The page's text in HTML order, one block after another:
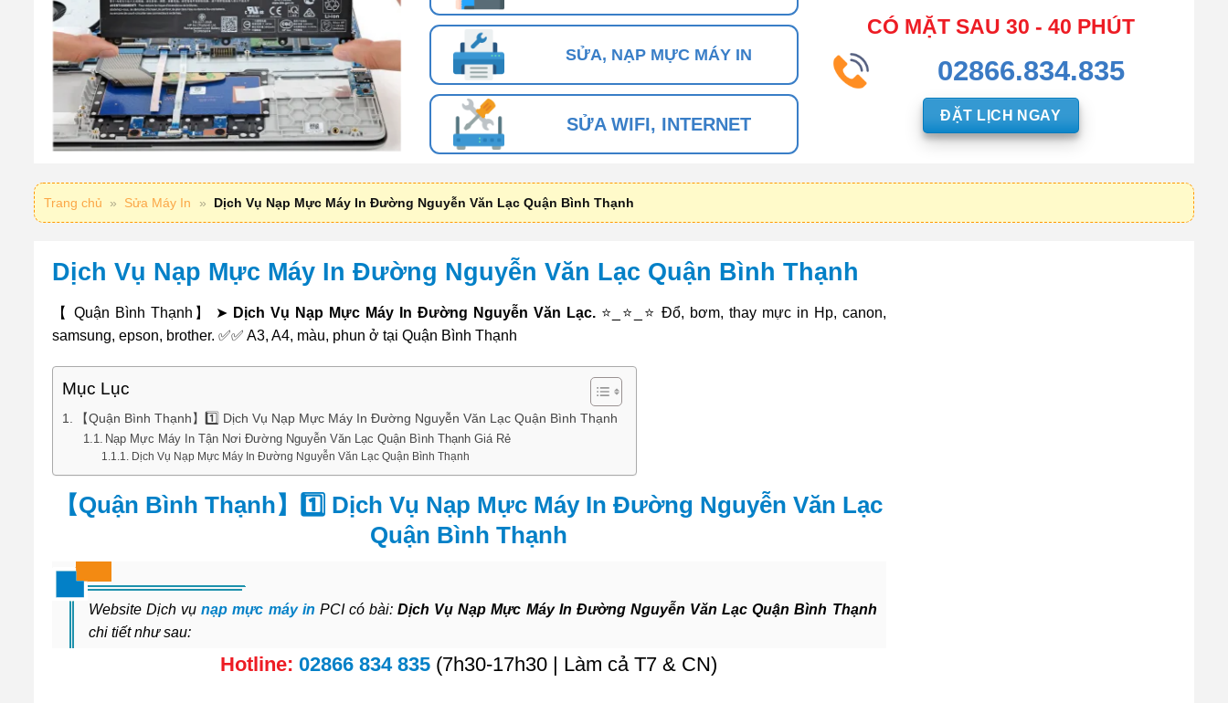
SỬA, NẠP MỰC MÁY IN
SỬA WIFI, INTERNET
CÓ MẶT SAU 30 - 40 PHÚT
02866.834.835
ĐẶT LỊCH NGAY
Trang chủ » Sửa Máy In » Dịch Vụ Nạp Mực Máy In Đường Nguyễn Văn Lạc Quận Bình Thạnh
Dịch Vụ Nạp Mực Máy In Đường Nguyễn Văn Lạc Quận Bình Thạnh
【 Quận Bình Thạnh】 ➤ Dịch Vụ Nạp Mực Máy In Đường Nguyễn Văn Lạc.⭐_⭐_⭐ Đổ, bơm, thay mực in Hp, canon,
samsung, epson, brother. ✅✅ A3, A4, màu, phun ở tại Quận Bình Thạnh
Mục Lục
【Quận Bình Thạnh】1️⃣ Dịch Vụ Nạp Mực Máy In Đường Nguyễn Văn Lạc Quận Bình Thạnh
Nạp Mực Máy In Tận Nơi Đường Nguyễn Văn Lạc Quận Bình Thạnh Giá Rẻ
Dịch Vụ Nạp Mực Máy In Đường Nguyễn Văn Lạc Quận Bình Thạnh
【Quận Bình Thạnh】1️⃣ Dịch Vụ Nạp Mực Máy In Đường Nguyễn Văn Lạc
Quận Bình Thạnh
Website Dịch vụnạp mực máy in PCI có bài:Dịch Vụ Nạp Mực Máy In Đường Nguyễn Văn Lạc Quận Bình Thạnh
chi tiết như sau:
Hotline:02866 834 835 (7h30-17h30 | Làm cả T7 & CN)